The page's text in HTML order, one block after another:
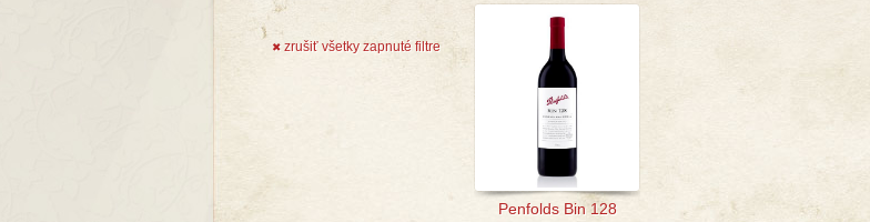
✖ zrušiť všetky zapnuté filtre
Penfolds Bin 128